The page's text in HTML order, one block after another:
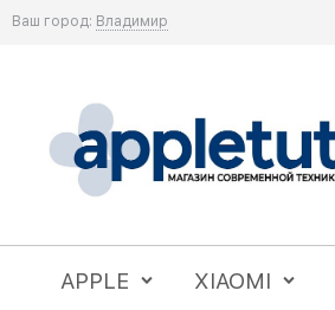
Ваш город: Владимир
APPLE XIAOMI